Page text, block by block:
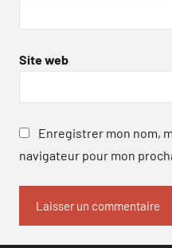
Site web
Enregistrer mon nom,
navigateur pour mon